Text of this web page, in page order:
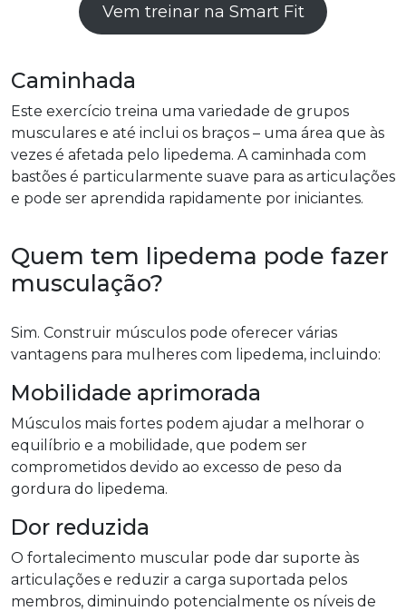
Vem treinar na Smart Fit
Caminhada
Este exercício treina uma variedade de grupos
musculares e até inclui os braços – uma área que às
vezes é afetada pelo lipedema. A caminhada com
bastões é particularmente suave para as articulações
e pode ser aprendida rapidamente por iniciantes.
Quem tem lipedema pode fazer
musculação?
Sim. Construir músculos pode oferecer várias
vantagens para mulheres com lipedema, incluindo:
Mobilidade aprimorada
Músculos mais fortes podem ajudar a melhorar o
equilíbrio e a mobilidade, que podem ser
comprometidos devido ao excesso de peso da
gordura do lipedema.
Dor reduzida
O fortalecimento muscular pode dar suporte às
articulações e reduzir a carga suportada pelos
membros, diminuindo potencialmente os níveis de